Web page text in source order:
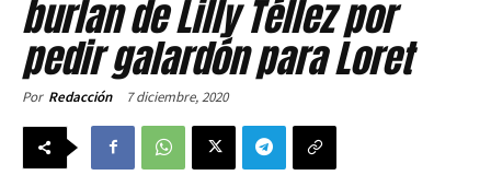
burlan de Lilly Téllez por
pedir galardón para Loret
Por Redacción 7 diciembre, 2020